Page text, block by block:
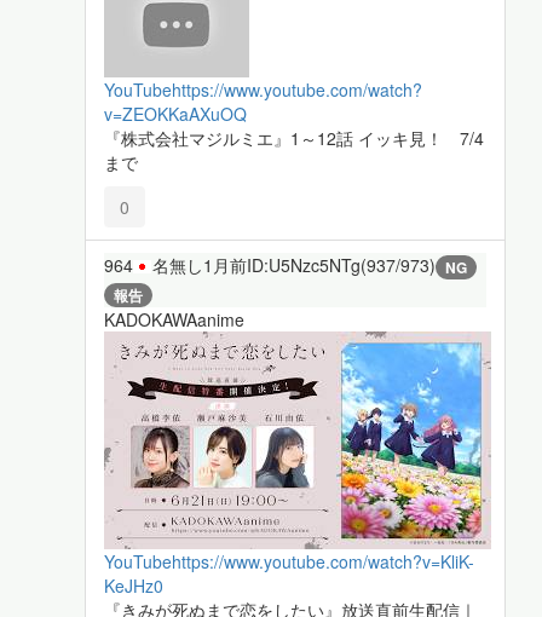
YouTubehttps://www.youtube.com/watch?
v=ZEOKKaAXuOQ
『株式会社マジルミエ』1～12話 イッキ見！ 7/4
まで
0
964 名無し1月前ID:U5Nzc5NTg(937/973) NG
報告
KADOKAWAanime
YouTubehttps://www.youtube.com/watch?v=KliK-
KeJHz0
『きみが死ぬまで恋をしたい』放送直前生配信｜